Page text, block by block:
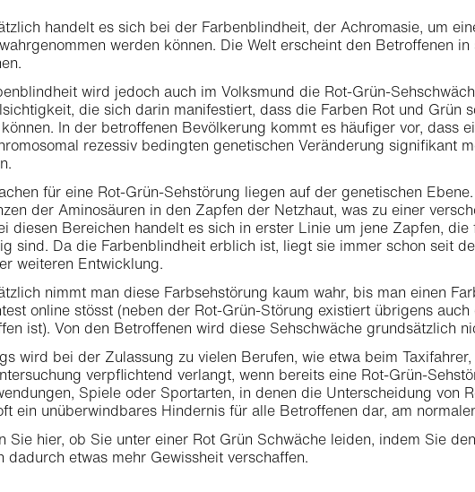
handelt es sich bei der Farbenblindheit, der Achromasie, um
werden können. Die Welt erscheint den Betroffenen
wird jedoch auch im Volksmund die Rot-Grün-
die sich darin manifestiert, dass die Farben Rot und Grün
In der betroffenen Bevölkerung kommt es häufiger vor, dass
rezessiv bedingten genetischen Veränderung signifikant
für eine Rot-Grün-Sehstörung liegen auf der genetischen
der Aminosäuren in den Zapfen der Netzhaut, was zu einer
diesen Bereichen handelt es sich in erster Linie um jene Zapfen,
sind. Da die Farbenblindheit erblich ist, liegt sie immer schon seit
weiteren Entwicklung.
nimmt man diese Farbsehstörung kaum wahr, bis man einen
online stösst (neben der Rot-Grün-Störung existiert übrigens
ist). Von den Betroffenen wird diese Sehschwäche grundsätzlich
wird bei der Zulassung zu vielen Berufen, wie etwa beim
verpflichtend verlangt, wenn bereits eine Rot-Grün-
Spiele oder Sportarten, in denen die Unterscheidung von
ein unüberwindbares Hindernis für alle Betroffenen dar, am
Sie hier, ob Sie unter einer Rot Grün Schwäche leiden, indem Sie
dadurch etwas mehr Gewissheit verschaffen.